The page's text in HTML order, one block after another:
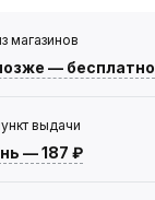
магазинов
— бесплатно
выдачи
—187 ₽